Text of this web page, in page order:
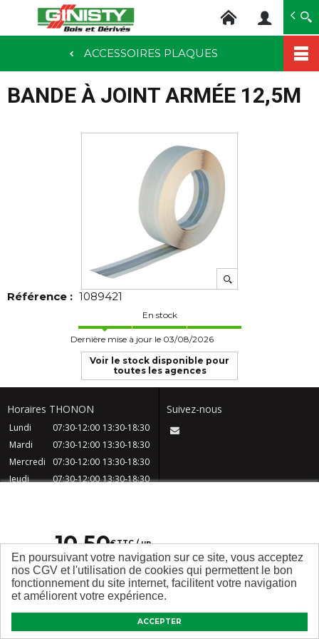
ACCEPTER
En poursuivant votre navigation sur ce site, vous acceptez
nos CGV et l'utilisation de cookies qui permettent le bon
fonctionnement du site internet, facilitent votre navigation
et améliorent votre expérience.
au
contenu
ACCESSOIRES PLAQUES
BANDE À JOINT ARMÉE 12,5M
Référence : 1089421
En stock
Dernière mise à jour le 03/08/2026
Voir le stock disponible pour
toutes les agences
10,50€TTC / un
Horaires THONON
Lundi 07:30-12:00 13:30-18:30
Mardi
07:30-12:00 13:30-18:30
Mercredi
07:30-12:00 13:30-18:30
Jeudi
07:30-12:00 13:30-18:30
Suivez-nous
CGV Contact FAQ
Mentions légales
Plan du site
Qui sommes nous ?